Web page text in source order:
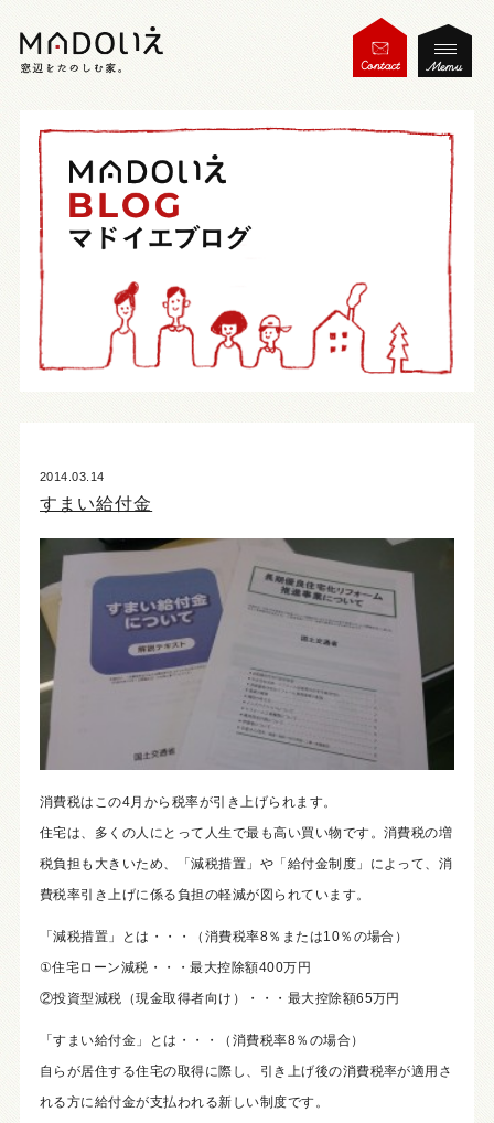
2014.03.14
すまい給付金
消費税はこの4月から税率が引き上げられます。
住宅は、多くの人にとって人生で最も高い買い物です。消費税の増
税負担も大きいため、「減税措置」や「給付金制度」によって、消
費税率引き上げに係る負担の軽減が図られています。
「減税措置」とは・・・（消費税率8％または10％の場合）
①住宅ローン減税・・・最大控除額400万円
②投資型減税（現金取得者向け）・・・最大控除額65万円
「すまい給付金」とは・・・（消費税率8％の場合）
自らが居住する住宅の取得に際し、引き上げ後の消費税率が適用さ
れる方に給付金が支払われる新しい制度です。